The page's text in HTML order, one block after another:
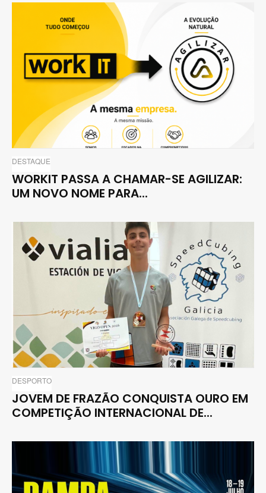
DESTAQUE
WORKIT PASSA A CHAMAR-SE AGILIZAR:
UM NOVO NOME PARA...
DESPORTO
JOVEM DE FRAZÃO CONQUISTA OURO EM
COMPETIÇÃO INTERNACIONAL DE...